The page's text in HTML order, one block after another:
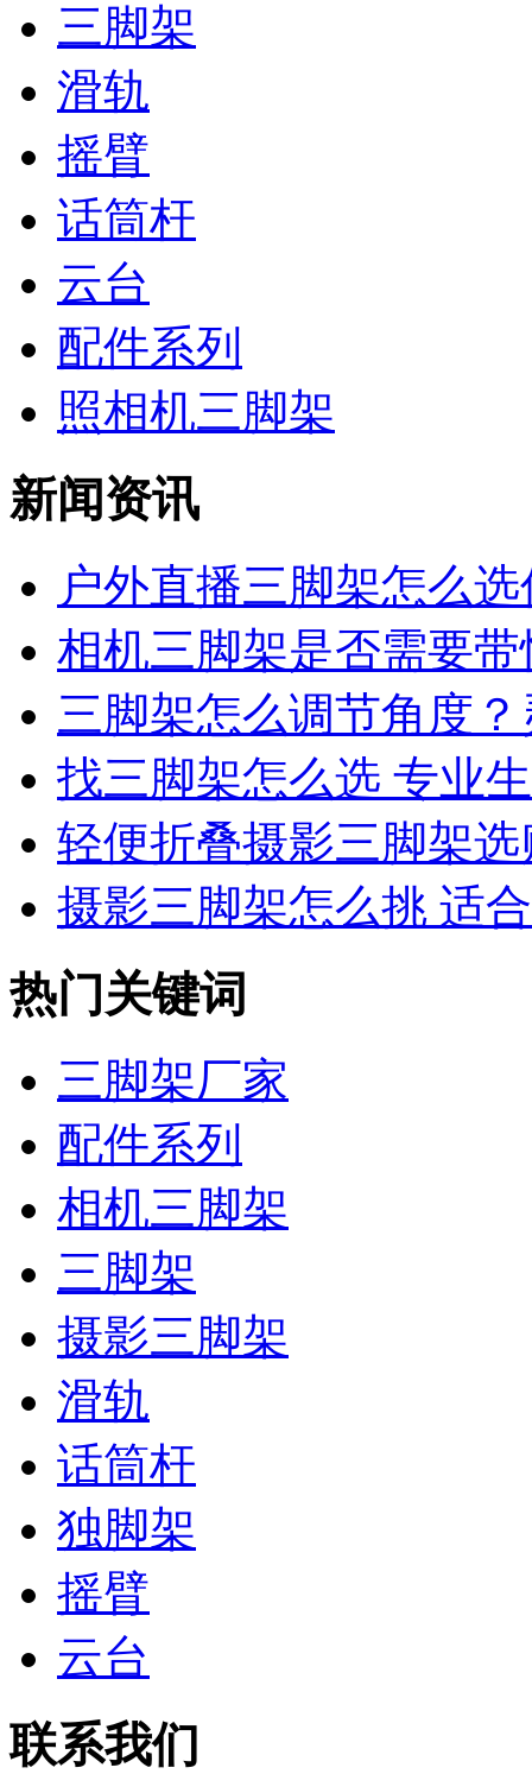
三脚架
滑轨
摇臂
话筒杆
云台
配件系列
照相机三脚架
新闻资讯
户外直播三脚架怎么
相机三脚架是否需要带
三脚架怎么调节角度
找三脚架怎么选 专业
轻便折叠摄影三脚架
摄影三脚架怎么挑 适
热门关键词
三脚架厂家
配件系列
相机三脚架
三脚架
摄影三脚架
滑轨
话筒杆
独脚架
摇臂
云台
联系我们